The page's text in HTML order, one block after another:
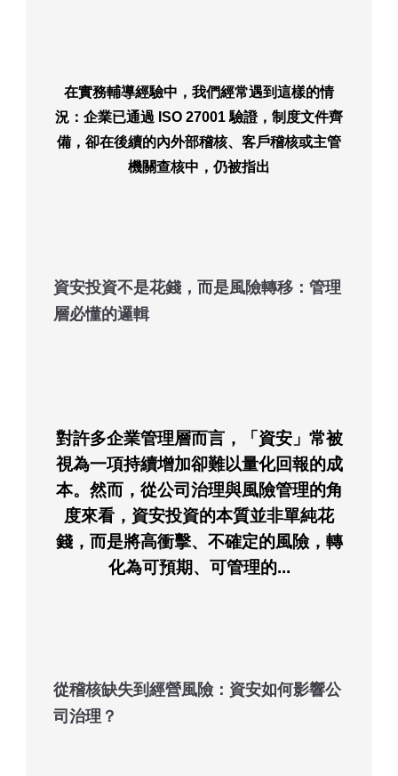
資安投資不是花錢，而是風險轉移：管理
層必懂的邏輯
對許多企業管理層而言，「資安」常被
視為一項持續增加卻難以量化回報的成
本。然而，從公司治理與風險管理的角
度來看， 資安投資的本質並非單純花
錢，而是將高衝擊、不確定的風險，轉
化為可預期、可管理的...
從稽核缺失到經營風險：資安如何影響公
司治理？
在實務輔導經驗中，我們經常遇到這樣的情
況：企業已通過 ISO 27001 驗證，制度文件齊
備，卻在後續的內外部稽核、客戶稽核或主管
機關查核中，仍被指出